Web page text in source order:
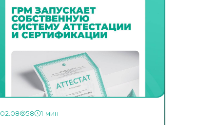
02.08 58 1 мин